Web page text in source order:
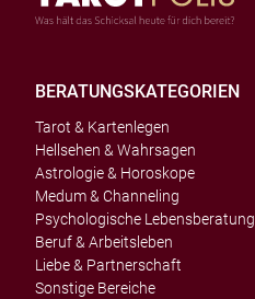
BERATUNGSKATEGORIEN
Tarot & Kartenlegen
Hellsehen & Wahrsagen
Astrologie & Horoskope
Medum & Channeling
Psychologische Lebensberatung
Beruf & Arbeitsleben
Liebe & Partnerschaft
Sonstige Bereiche